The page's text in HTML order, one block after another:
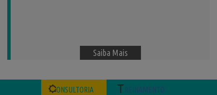
Saiba Mais
ONSULTORIA REINAMENTO